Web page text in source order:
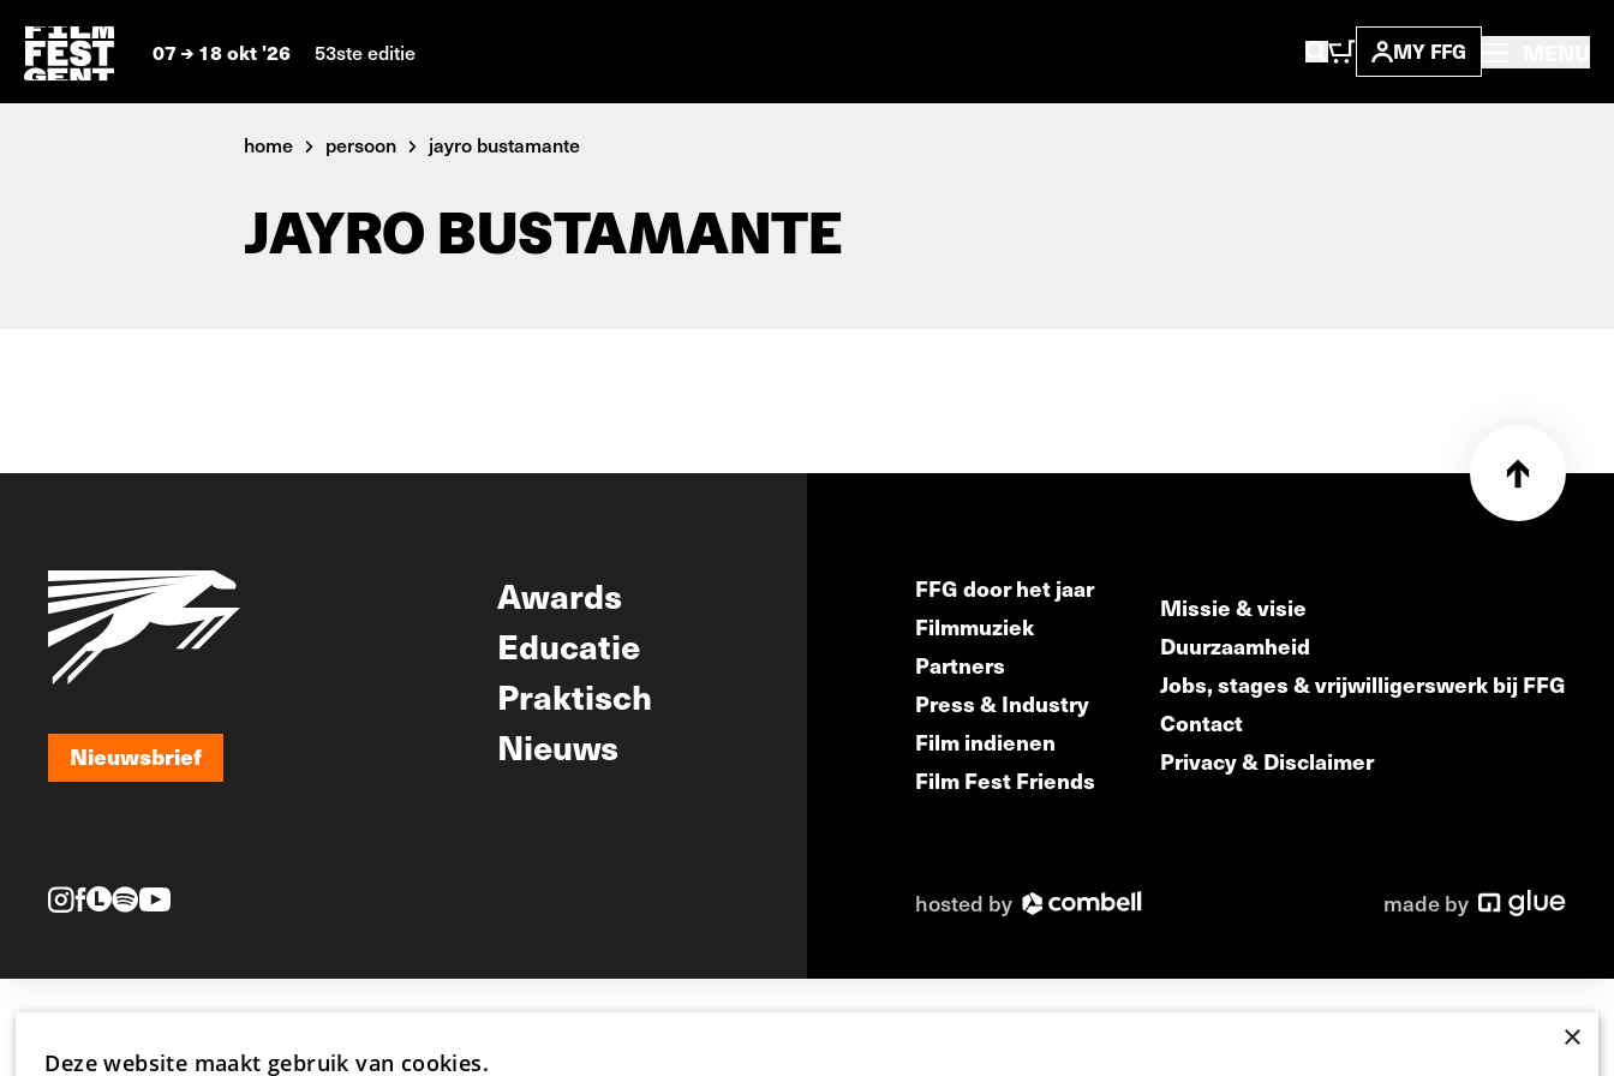
07 18 okt '26 53ste editie MY FFG
home persoon jayro bustamante
JAYRO BUSTAMANTE
Nieuwsbrief
Awards
Educatie
Praktisch
Nieuws
FFG door het jaar
Filmmuziek
Partners
Press & Industry
Film indienen
Film Fest Friends
Missie & visie
Duurzaamheid
Jobs, stages & vrijwilligerswerk bij FFG
Contact
Privacy & Disclaimer
hosted by made by
×
Deze website maakt gebruik van cookies.